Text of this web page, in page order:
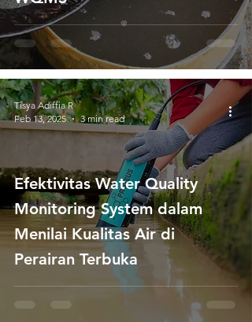
Efektivitas Water Quality
Monitoring System dalam
Menilai Kualitas Air di
Perairan Terbuka
Tisya Adiffia R
Feb 13, 2025
3 min read